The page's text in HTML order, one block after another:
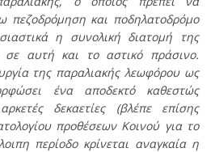
πεζοδρόμηση και ποδηλατοδρόμο
η συνολική διατομή της
σε αυτή και το αστικό πράσινο.
της παραλιακής λεωφόρου ως
ένα αποδεκτό καθεστώς
δεκαετίες (βλέπε επίσης
προθέσεων Κοινού για το
περίοδο κρίνεται αναγκαία η